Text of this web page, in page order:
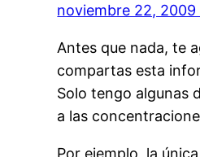
noviembre 22, 2009
Antes que nada, te
compartas esta
Solo tengo algunas
a las
Por ejemplo, la